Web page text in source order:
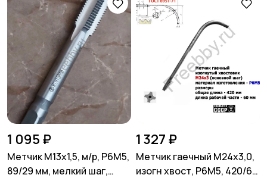
1 095 ₽
Метчик М13х1,5, м/р, Р6М5,
89/29 мм, мелкий шаг,
1 327 ₽
Метчик гаечный М24х3,0,
изогн хвост, Р6М5, 420/60